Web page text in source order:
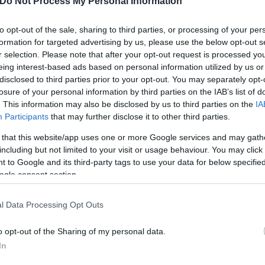
opt-out of the sale, sharing to third parties, or processing of your
for targeted advertising by us, please use the below opt-out
selection. Please note that after your opt-out request is processed
interest-based ads based on personal information utilized by us
to third parties prior to your opt-out. You may separately
of your personal information by third parties on the IAB’s list of
This information may also be disclosed by us to third parties on the
Participants that may further disclose it to other third parties.
that this website/app uses one or more Google services and may
but not limited to your visit or usage behaviour. You may
to Google and its third-party tags to use your data for below
consent section.
Data Processing Opt Outs
opt-out of the Sharing of my personal data.
pic.twitter.com/sv72jiowtH
(@DeadlineDayLive) October 22, 2025
της ανακαίνισης του«Spotify Camp Nou»,
εισιτήρια. Η διοίκηση Λαπόρτα έχει
κεφάλαια, ωστόσο το πρόβλημα δεν
της Μπαρτσελόνα, καθώς η ομάδα πρέπει να
να αποφύγει κυρώσεις.
οφειλών της μέσα στη σεζόν, ο σύλλογος
όσο και σε εγγραφές παικτών. Πέρα όμως από
της Μπαρτσελόνα θα είναι τεράστιο.